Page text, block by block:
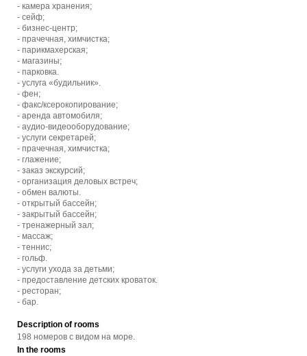
- камера хранения;
- сейф;
- бизнес-центр;
- прачечная, химчистка;
- парикмахерская;
- магазины;
- парковка.
- услуга «будильник».
- фен;
- факс/ксерокопирование;
- аренда автомобиля;
- аудио-видеооборудование;
- услуги секретарей;
- прачечная, химчистка;
- глажение;
- заказ экскурсий;
- организация деловых встреч;
- обмен валюты.
- открытый бассейн;
- закрытый бассейн;
- тренажерный зал;
- массаж;
- теннис;
- гольф.
- услуги ухода за детьми;
- предоставление детских кроваток.
- ресторан;
- бар.
Description of rooms
198 номеров с видом на море.
In the rooms